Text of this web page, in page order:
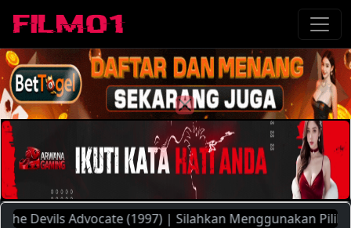
Advocate (1997) | Silahkan Menggunakan Pilihan